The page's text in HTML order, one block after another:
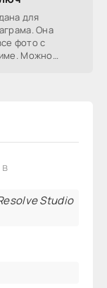
для
Она
фото с
Можно
Studio